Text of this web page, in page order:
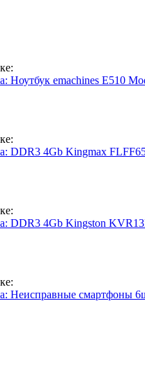
Ноутбук emachines E510
DDR3 4Gb Kingmax
DDR3 4Gb Kingston
Неисправные смартфоны